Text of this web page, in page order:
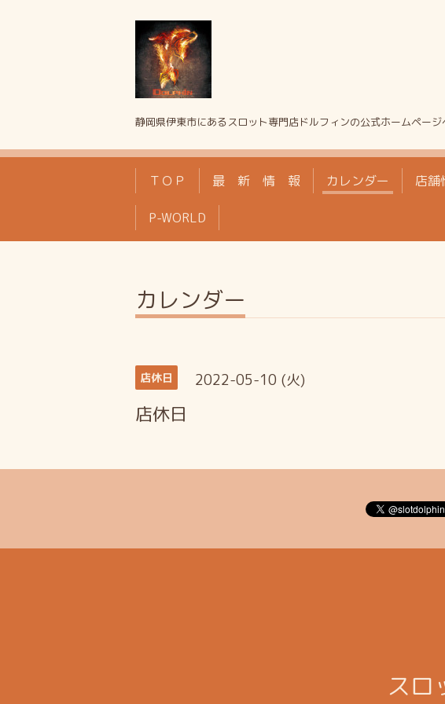
静岡県伊東市にあるスロット専門店ドルフィンの公式ホームペー
ＴＯＰ 最 新 情 報 カレンダー 店舗
P-WORLD
カレンダー
店休日 2022-05-10 (火)
店休日
スロ